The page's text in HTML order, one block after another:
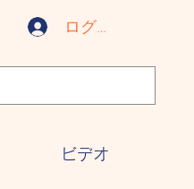
ログイン
ビデオ